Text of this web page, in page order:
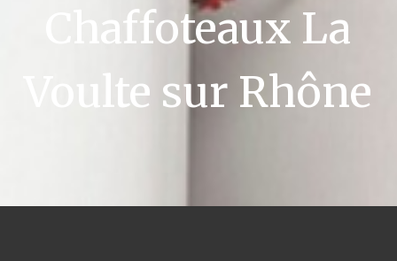
Chaffoteaux La
Voulte sur Rhône